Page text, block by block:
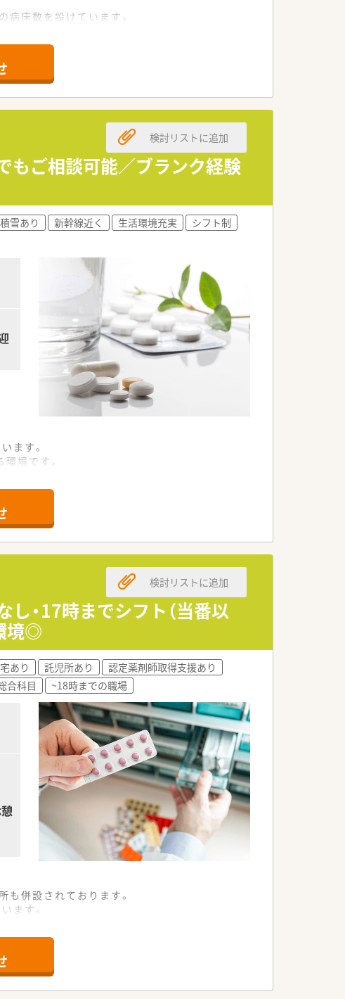
病床数を設けています。
ずつ積んでいける環境です。
就業いただけます。
立がしやすい環境です♪
もご相談可能／ブランク経験
検討リストに追加
積雪あり 新幹線近く 生活環境充実
シフト制
ます。
境です。
関われる可能性があります。
る従業員が働きやすいように環境作りをし
・17時までシフト（当番以
境◎
検討リストに追加
あり 託児所あり
認定薬剤師取得支援あり
合科目 ~18時までの職場
も併設されております。
ます。
る可能性があります。